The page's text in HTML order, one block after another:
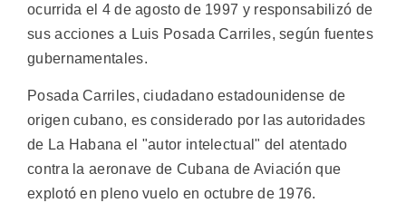
ocurrida el 4 de agosto de 1997 y responsabilizó de
sus acciones a Luis Posada Carriles, según fuentes
gubernamentales.
Posada Carriles, ciudadano estadounidense de
origen cubano, es considerado por las autoridades
de La Habana el "autor intelectual" del atentado
contra la aeronave de Cubana de Aviación que
explotó en pleno vuelo en octubre de 1976.